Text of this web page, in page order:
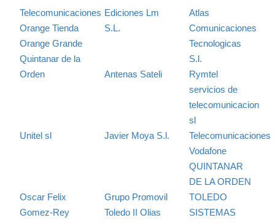
Telecomunicaciones
Orange Tienda
Orange Grande
Quintanar de la
Orden
Ediciones Lm
S.L.
Atlas
Comunicaciones
Tecnologicas
S.l.
Antenas Sateli
Rymtel
servicios de
telecomunicacion
sl
Unitel sl
Javier Moya S.l.
Telecomunicaciones
Vodafone
QUINTANAR
DE LA ORDEN
Oscar Felix
Gomez-Rey
Grupo Promovil
Toledo II Olias
TOLEDO
SISTEMAS